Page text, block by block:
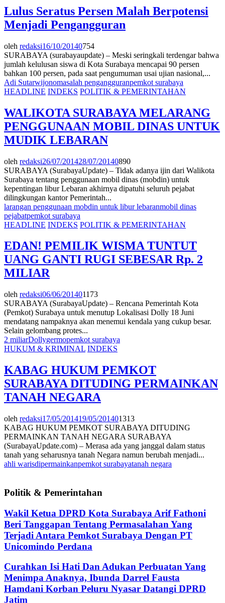
Lulus Seratus Persen Malah Berpotensi
Menjadi Pengangguran
oleh redaksi16/10/20140754
SURABAYA (surabayaupdate) – Meski seringkali terdengar bahwa
jumlah kelulusan siswa di Kota Surabaya mencapai 90 persen
bahkan 100 persen, pada saat pengumuman usai ujian nasional,...
Adi Sutarwijonomasalah pengangguranpemkot surabaya
HEADLINE INDEKS POLITIK & PEMERINTAHAN
WALIKOTA SURABAYA MELARANG
PENGGUNAAN MOBIL DINAS UNTUK
MUDIK LEBARAN
oleh redaksi26/07/201428/07/20140890
SURABAYA (SurabayaUpdate) – Tidak adanya ijin dari Walikota
Surabaya tentang penggunaan mobil dinas (mobdin) untuk
kepentingan libur Lebaran akhirnya dipatuhi seluruh pejabat
dilingkungan kantor Pemerintah...
larangan penggunaan mobdin untuk libur lebaranmobil dinas
pejabatpemkot surabaya
HEADLINE INDEKS POLITIK & PEMERINTAHAN
EDAN! PEMILIK WISMA TUNTUT
UANG GANTI RUGI SEBESAR Rp. 2
MILIAR
oleh redaksi06/06/201401173
SURABAYA (SurabayaUpdate) – Rencana Pemerintah Kota
(Pemkot) Surabaya untuk menutup Lokalisasi Dolly 18 Juni
mendatang nampaknya akan menemui kendala yang cukup besar.
Selain gelombang protes...
2 miliarDollygermopemkot surabaya
HUKUM & KRIMINAL INDEKS
KABAG HUKUM PEMKOT
SURABAYA DITUDING PERMAINKAN
TANAH NEGARA
oleh redaksi17/05/201419/05/201401313
KABAG HUKUM PEMKOT SURABAYA DITUDING
PERMAINKAN TANAH NEGARA SURABAYA
(SurabayaUpdate.com) – Merasa ada yang janggal dalam status
tanah yang seharusnya tanah Negara namun berubah menjadi...
ahli warisdipermainkanpemkot surabayatanah negara
Politik & Pemerintahan
Wakil Ketua DPRD Kota Surabaya Arif Fathoni
Beri Tanggapan Tentang Permasalahan Yang
Terjadi Antara Pemkot Surabaya Dengan PT
Unicomindo Perdana
Curahkan Isi Hati Dan Adukan Perbuatan Yang
Menimpa Anaknya, Ibunda Darrel Fausta
Hamdani Korban Peluru Nyasar Datangi DPRD
Jatim